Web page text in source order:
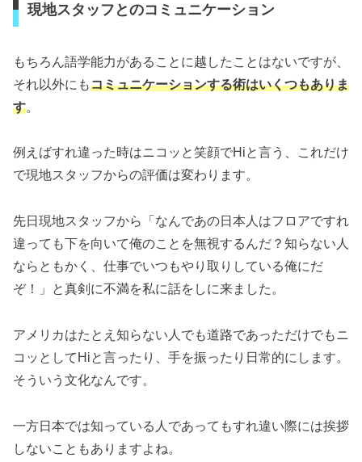
現地スタッフとのコミュニケーション
もちろん語学能力があることに越したことはないですが、
それ以外にもコミュニケーションする術はいくつもありま
す。
例えばすれ違った時はニコッと笑顔でHiと言う、これだけ
で現地スタッフからの評価は変わります。
先日現地スタッフから「なんであの日本人はフロアですれ
違っても下を向いて俺のことを無視するんだ？知らない人
ならともかく、仕事でいつもやり取りしている俺にだ
ぞ！」と真剣に不満を私に話をしに来ました。
アメリカはたとえ知らない人でも道路であっただけでもニ
コッとしてHiと言ったり、手を振ったり日常的にします。
そういう文化なんです。
一方日本では知っている人であってもすれ違い際には挨拶
しないこともありますよね。